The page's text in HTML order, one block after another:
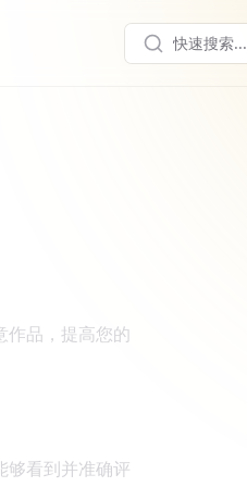
快速搜索...
作品，提高您的
够看到并准确评